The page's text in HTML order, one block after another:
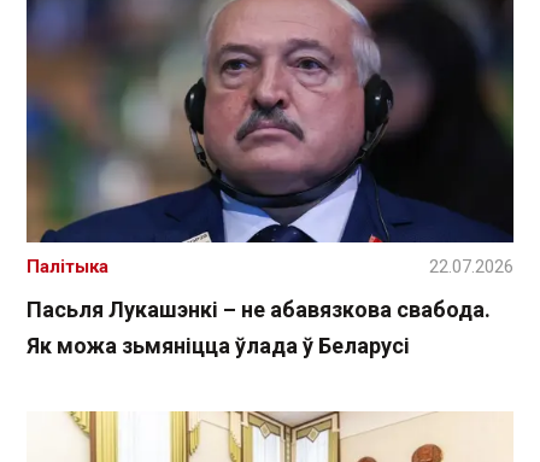
Пасьля Лукашэнкі – не абавязкова свабода.
Як можа зьмяніцца ўлада ў Беларусі
Палітыка 22.07.2026